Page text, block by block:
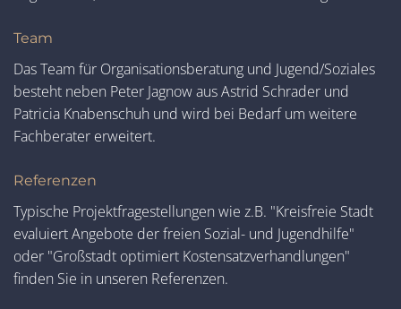
Team
Das Team für Organisationsberatung und Jugend/Soziales
besteht neben Peter Jagnow aus Astrid Schrader und
Patricia Knabenschuh und wird bei Bedarf um weitere
Fachberater erweitert.
Referenzen
Typische Projektfragestellungen wie z.B. "Kreisfreie Stadt
evaluiert Angebote der freien Sozial- und Jugendhilfe"
oder "Großstadt optimiert Kostensatzverhandlungen"
finden Sie in unseren Referenzen.